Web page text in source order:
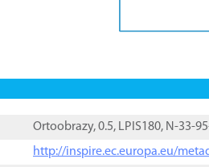
Ortoobrazy, 0.5, LPIS180, N-33-
http://inspire.ec.europa.eu/